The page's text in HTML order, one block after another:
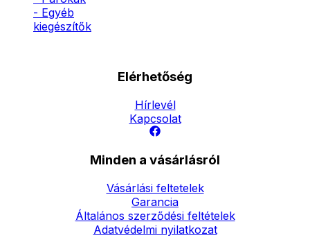
- Egyéb
kiegészítők
Elérhetőség
Hírlevél
Kapcsolat
Minden a vásárlásról
Vásárlási feltetelek
Garancia
Általános szerződési feltételek
Adatvédelmi nyilatkozat